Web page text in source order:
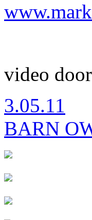
video door
3.05.11
BARN